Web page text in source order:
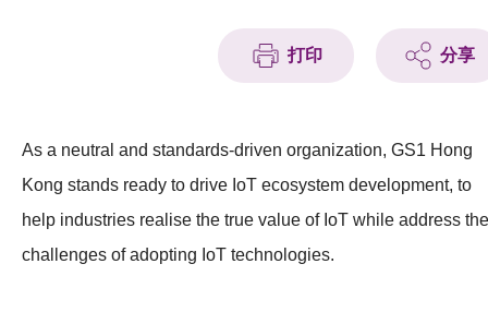
科技分享
會籍
打印 分享
As a neutral and standards-driven organization, GS1 Hong
Kong stands ready to drive IoT ecosystem development, to
help industries realise the true value of IoT while address the
challenges of adopting IoT technologies.